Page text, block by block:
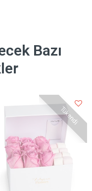
Bazı
Tükendi